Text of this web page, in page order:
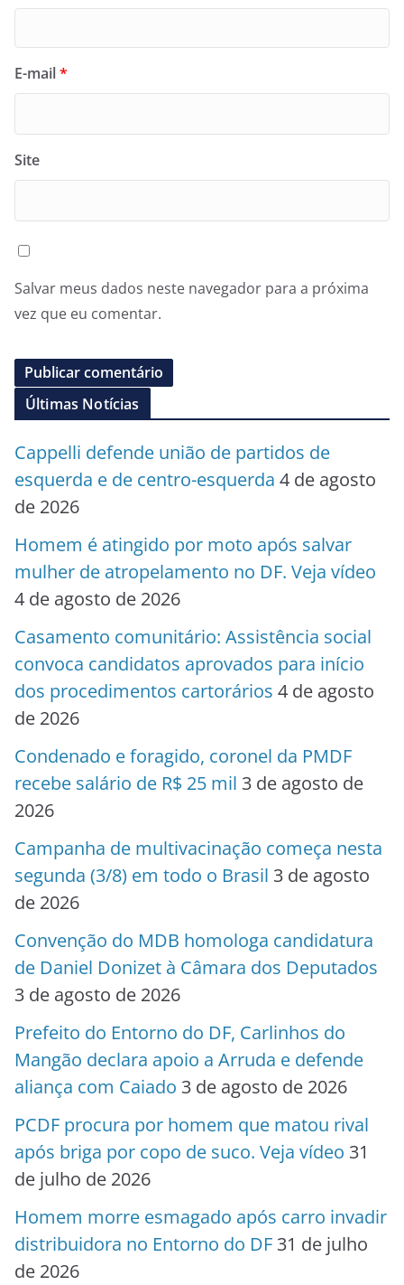
E-mail*
Site
Salvar meus dados neste navegador para a próxima
vez que eu comentar.
Últimas Notícias
Cappelli defende união de partidos de
esquerda e de centro-esquerda 4 de agosto
de 2026
Homem é atingido por moto após salvar
mulher de atropelamento no DF. Veja vídeo
4 de agosto de 2026
Casamento comunitário: Assistência social
convoca candidatos aprovados para início
dos procedimentos cartorários 4 de agosto
de 2026
Condenado e foragido, coronel da PMDF
recebe salário de R$ 25 mil 3 de agosto de
2026
Campanha de multivacinação começa nesta
segunda (3/8) em todo o Brasil 3 de agosto
de 2026
Convenção do MDB homologa candidatura
de Daniel Donizet à Câmara dos Deputados
3 de agosto de 2026
Prefeito do Entorno do DF, Carlinhos do
Mangão declara apoio a Arruda e defende
aliança com Caiado 3 de agosto de 2026
PCDF procura por homem que matou rival
após briga por copo de suco. Veja vídeo 31
de julho de 2026
Homem morre esmagado após carro invadir
distribuidora no Entorno do DF 31 de julho
de 2026